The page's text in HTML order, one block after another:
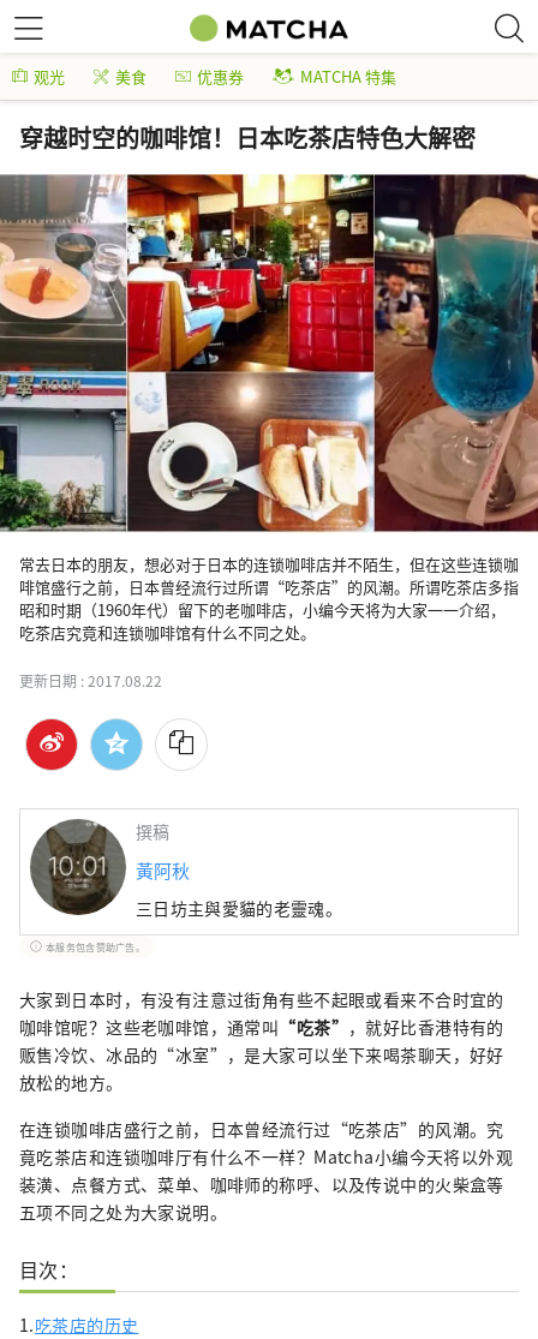
观光 美食 优惠券 MATCHA 特集
穿越时空的咖啡馆！日本吃茶店特色大解密
常去日本的朋友，想必对于日本的连锁咖啡店并不陌生，但在这些连锁咖
啡馆盛行之前，日本曾经流行过所谓“吃茶店”的风潮。所谓吃茶店多指
昭和时期（1960年代）留下的老咖啡店，小编今天将为大家一一介绍，
吃茶店究竟和连锁咖啡馆有什么不同之处。
更新日期 :2017.08.22
撰稿
黃阿秋
三日坊主與愛貓的老靈魂。
本服务包含赞助广告。
大家到日本时，有没有注意过街角有些不起眼或看来不合时宜的
咖啡馆呢？这些老咖啡馆，通常叫 “吃茶” ，就好比香港特有的
贩售冷饮、冰品的“冰室”，是大家可以坐下来喝茶聊天，好好
放松的地方。
在连锁咖啡店盛行之前，日本曾经流行过“吃茶店”的风潮。究
竟吃茶店和连锁咖啡厅有什么不一样？Matcha小编今天将以外观
装潢、点餐方式、菜单、咖啡师的称呼、以及传说中的火柴盒等
五项不同之处为大家说明。
目次：
1.吃茶店的历史